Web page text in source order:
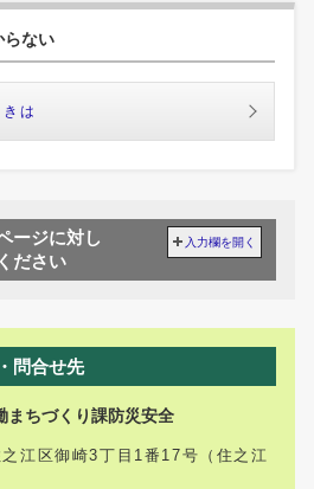
らない
は
ージに対し
ださい
入力欄を開く
問合せ先
まちづくり課防災安全
江区御崎3丁目1番17号（住之江